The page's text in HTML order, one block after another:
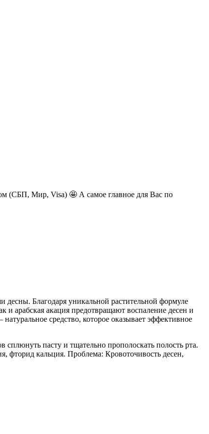
(СБП, Мир, Visa) 🤩 А самое главное для Вас по
Благодаря уникальной растительной формуле
и арабская акация предотвращают воспаление десен и
средство, которое оказывает эффективное
пасту и тщательно прополоскать полость рта.
фторид кальция. Проблема: Кровоточивость десен,